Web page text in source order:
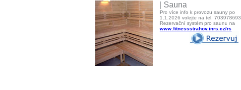
| Sauna
Pro více info k provozu sauny po
1.1.2026 volejte na tel. 703978693.
Rezervační systém pro saunu na
www.fitnessstrahov.inrs.cz/rs